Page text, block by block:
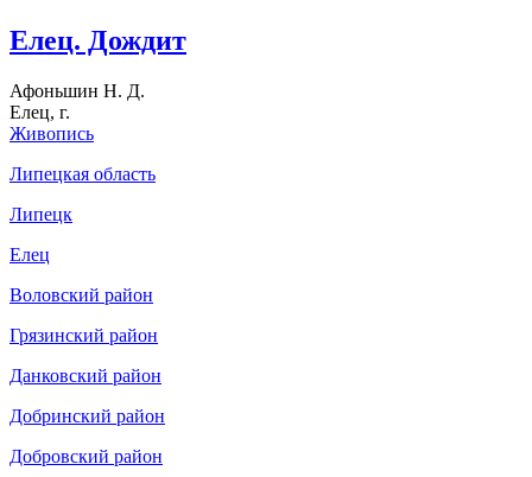
Елец. Дождит
Афоньшин Н. Д.
Елец, г.
Живопись
Липецкая область
Липецк
Елец
Воловский район
Грязинский район
Данковский район
Добринский район
Добровский район